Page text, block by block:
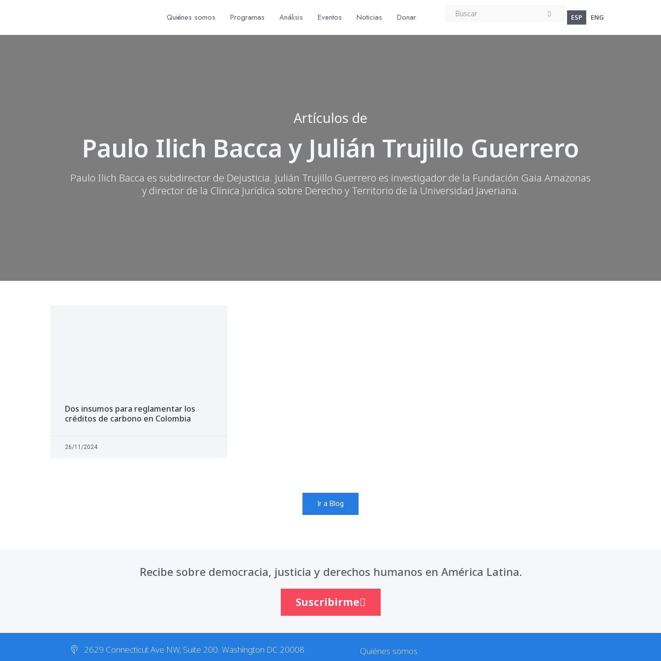
Quiénes somos Programas Análisis Eventos Noticias Donar ESP ENG
Artículos de
Paulo Ilich Bacca y Julián Trujillo Guerrero
Paulo Ilich Bacca es subdirector de Dejusticia. Julián Trujillo Guerrero es investigador de la Fundación Gaia Amazonas
y director de la Clínica Jurídica sobre Derecho y Territorio de la Universidad Javeriana.
Dos insumos para reglamentar los
créditos de carbono en Colombia
26/11/2024
Ir a Blog
Recibe sobre democracia, justicia y derechos humanos en América Latina.
Suscribirme
2629 Connecticut Ave NW, Suite 200. Washington DC 20008 Quiénes somos